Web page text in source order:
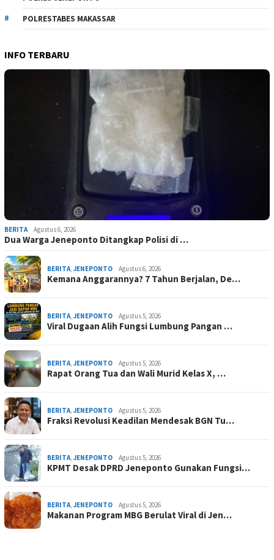
POLRESTABES MAKASSAR
INFO TERBARU
BERITA Agustus 6, 2026
Dua Warga Jeneponto Ditangkap Polisi di …
BERITA, JENEPONTO Agustus 6, 2026
Kemana Anggarannya? 7 Tahun Berjalan, De…
BERITA, JENEPONTO Agustus 5, 2026
Viral Dugaan Alih Fungsi Lumbung Pangan …
BERITA, JENEPONTO Agustus 5, 2026
Rapat Orang Tua dan Wali Murid Kelas X, …
BERITA, JENEPONTO Agustus 5, 2026
Fraksi Revolusi Keadilan Mendesak BGN Tu…
BERITA, JENEPONTO Agustus 5, 2026
KPMT Desak DPRD Jeneponto Gunakan Fungsi…
BERITA, JENEPONTO Agustus 5, 2026
Makanan Program MBG Berulat Viral di Jen…